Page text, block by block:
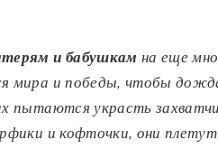
и бабушкам на еще
мира и победы, чтобы
пытаются украсть
и кофточки, они